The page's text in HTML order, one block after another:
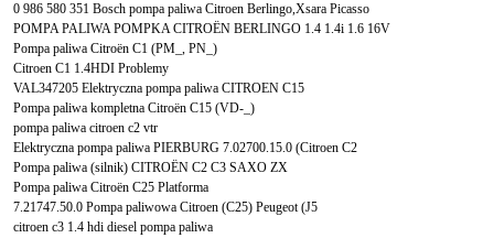
0 986 580 351 Bosch pompa paliwa Citroen Berlingo,Xsara Picasso
POMPA PALIWA POMPKA CITROËN BERLINGO 1.4 1.4i 1.6 16V
Pompa paliwa Citroën C1 (PM_, PN_)
Citroen C1 1.4HDI Problemy
VAL347205 Elektryczna pompa paliwa CITROEN C15
Pompa paliwa kompletna Citroën C15 (VD-_)
pompa paliwa citroen c2 vtr
Elektryczna pompa paliwa PIERBURG 7.02700.15.0 (Citroen C2
Pompa paliwa (silnik) CITROËN C2 C3 SAXO ZX
Pompa paliwa Citroën C25 Platforma
7.21747.50.0 Pompa paliwowa Citroen (C25) Peugeot (J5
citroen c3 1.4 hdi diesel pompa paliwa